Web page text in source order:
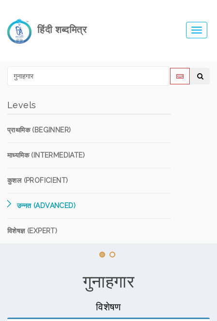
हिंदी शब्दमित्र
Levels
प्राथमिक (BEGINNER)
माध्यमिक (INTERMEDIATE)
कुशल (PROFICIENT)
उन्नत (ADVANCED)
विशेषज्ञ (EXPERT)
गुनाहगार
विशेषण